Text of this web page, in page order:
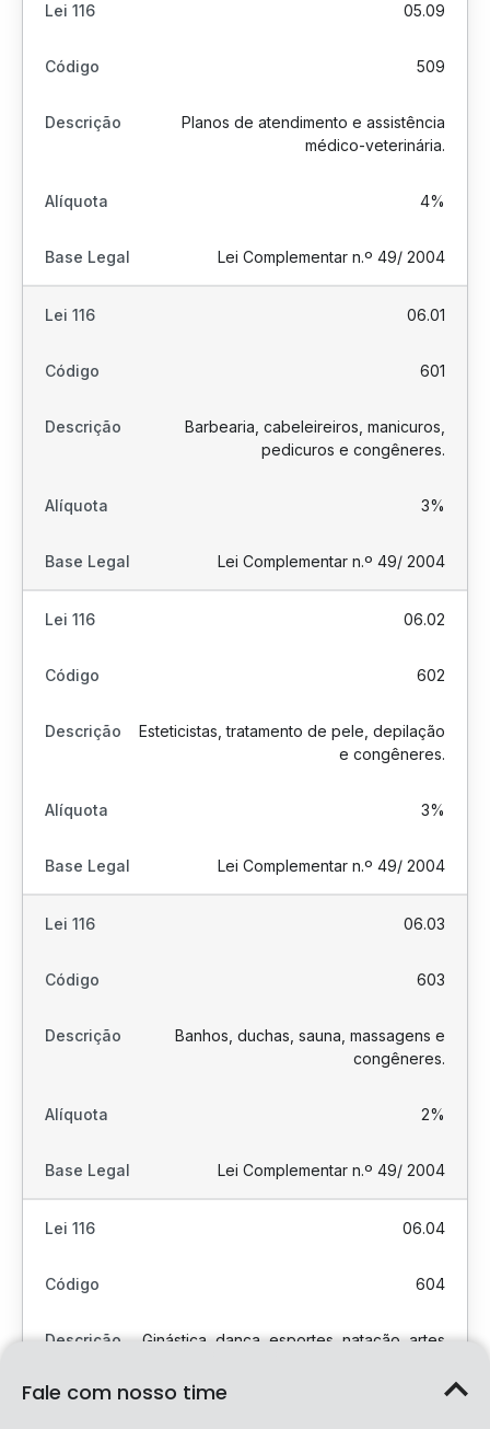
05.09
509
Planos de atendimento e assistência
médico-veterinária.
4%
Lei Complementar n.º 49/ 2004
06.01
601
Barbearia, cabeleireiros, manicuros,
pedicuros e congêneres.
3%
Lei Complementar n.º 49/ 2004
06.02
602
Esteticistas, tratamento de pele, depilação
e congêneres.
3%
Lei Complementar n.º 49/ 2004
06.03
603
Banhos, duchas, sauna, massagens e
congêneres.
2%
Lei Complementar n.º 49/ 2004
06.04
604
Ginástica, dança, esportes, natação, artes
Fale com nosso time